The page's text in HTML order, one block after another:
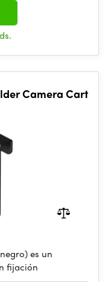
Camera Cart
es un
fijación